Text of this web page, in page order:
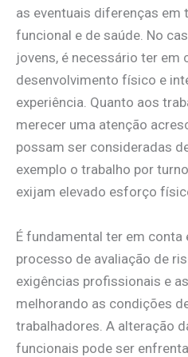
as eventuais diferenças em
funcional e de saúde. No
jovens, é necessário ter em
desenvolvimento físico e
experiência. Quanto aos
merecer uma atenção
possam ser consideradas
exemplo o trabalho por
exijam elevado esforço
É fundamental ter em conta
processo de avaliação de
exigências profissionais e
melhorando as condições
trabalhadores. A alteração
funcionais pode ser